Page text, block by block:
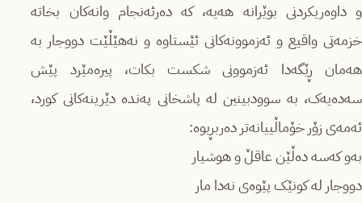
و داوەریکردنی بوێرانە هەیە، کە دەرئەنجام وانەکان بخاتە
خزمەتی واقیع و ئەزموونەکانی ئێستاوە و نەهێڵێت دووجار بە
هەمان ڕێگەدا ئەزموونی شکست بکات، پیرەمێرد پێش
سەدەیەک، بە سوودبینین لە پاشخانی پەندە دێرینەکانی کورد،
ئەمەی زۆر خۆماڵییانەتر دەربڕیوە:
بەو کەسە دەڵێن عاقڵ و هوشیار
دووجار لە کونێک پێوەی نەدا مار